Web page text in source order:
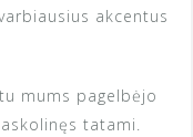
akcentus
mums pagelbėjo
tatami.